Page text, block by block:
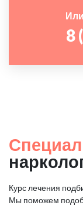
8
Курс лечения
Мы поможем